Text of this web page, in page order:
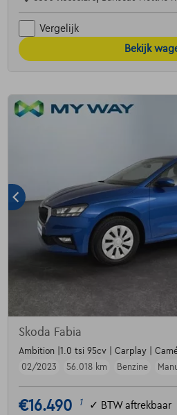
Vergelijk
Bekijk
Skoda Fabia
Ambition |1.0 tsi 95cv | Carplay |
02/2023
56.018 km Benzine
€16.490 1 ✓ BTW aftrekbaar